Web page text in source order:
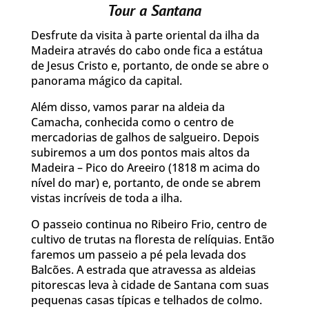
Tour a Santana
Desfrute da visita à parte oriental da ilha da
Madeira através do cabo onde fica a estátua
de Jesus Cristo e, portanto, de onde se abre o
panorama mágico da capital.
Além disso, vamos parar na aldeia da
Camacha, conhecida como o centro de
mercadorias de galhos de salgueiro. Depois
subiremos a um dos pontos mais altos da
Madeira – Pico do Areeiro (1818 m acima do
nível do mar) e, portanto, de onde se abrem
vistas incríveis de toda a ilha.
O passeio continua no Ribeiro Frio, centro de
cultivo de trutas na floresta de relíquias. Então
faremos um passeio a pé pela levada dos
Balcões. A estrada que atravessa as aldeias
pitorescas leva à cidade de Santana com suas
pequenas casas típicas e telhados de colmo.